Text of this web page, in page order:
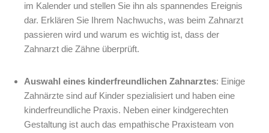
im Kalender und stellen Sie ihn als spannendes Ereignis
dar. Erklären Sie Ihrem Nachwuchs, was beim Zahnarzt
passieren wird und warum es wichtig ist, dass der
Zahnarzt die Zähne überprüft.
Auswahl eines kinderfreundlichen Zahnarztes: Einige
Zahnärzte sind auf Kinder spezialisiert und haben eine
kinderfreundliche Praxis. Neben einer kindgerechten
Gestaltung ist auch das empathische Praxisteam von